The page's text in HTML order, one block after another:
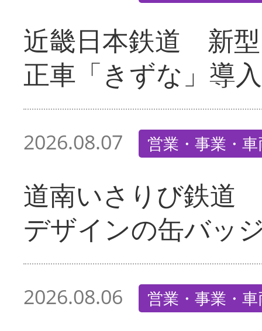
近畿日本鉄道 新
正車「きずな」導入
2026.08.07 営業・事業・
道南いさりび鉄道
デザインの缶バッ
2026.08.06 営業・事業・